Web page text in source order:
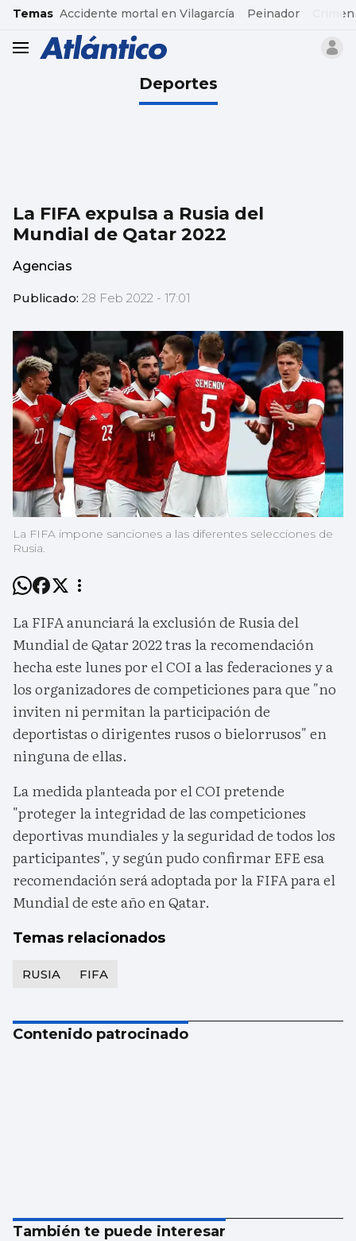
common.go-to-content
Temas Accidente mortal en Vilagarcía Peinador
header.menu.open
Deportes
La FIFA expulsa a Rusia del
Mundial de Qatar 2022
Agencias
Publicado: 28 Feb 2022 - 17:01
La FIFA impone sanciones a las diferentes selecciones de
Rusia.
La FIFA anunciará la exclusión de Rusia del
Mundial de Qatar 2022 tras la recomendación
hecha este lunes por el COI a las federaciones y a
los organizadores de competiciones para que "no
inviten ni permitan la participación de
deportistas o dirigentes rusos o bielorrusos" en
ninguna de ellas.
La medida planteada por el COI pretende
"proteger la integridad de las competiciones
deportivas mundiales y la seguridad de todos los
participantes", y según pudo confirmar EFE esa
recomendación será adoptada por la FIFA para el
Mundial de este año en Qatar.
Temas relacionados
RUSIA FIFA
Contenido patrocinado
También te puede interesar